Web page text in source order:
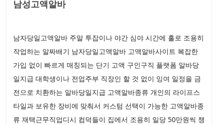
남성고액알바
남자당일고액알바 주말 투잡이나 야간 심야 시간에 홀로 조용히
작업하는 알짜배기 남자당일고액알바 고액알바사이트 복잡한
가입 없이 빠르게 매칭되는 단기 고액 구인구직 플랫폼 알바당
일지급 대학생이나 전업주부 직장인 할 것 없이 잉여 일정을 금
전으로 치환하는 알바당일지급 고액알바종류 개인의 라이프스
타일과 보유한 장비에 맞춰서 커스텀 선택이 가능한 고액알바종
류 재택근무직업디시 컴덕들이 집에서 조용히 일당 50만원씩 챙